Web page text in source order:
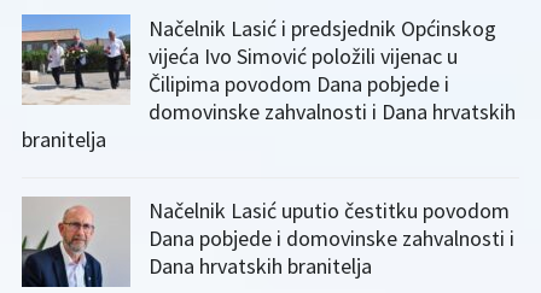
Načelnik Lasić i predsjednik Općinskog
vijeća Ivo Simović položili vijenac u
Čilipima povodom Dana pobjede i
domovinske zahvalnosti i Dana hrvatskih
branitelja
Načelnik Lasić uputio čestitku povodom
Dana pobjede i domovinske zahvalnosti i
Dana hrvatskih branitelja